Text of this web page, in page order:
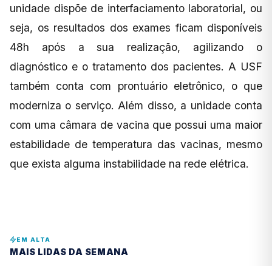
unidade dispõe de interfaciamento laboratorial, ou
seja, os resultados dos exames ficam disponíveis
48h após a sua realização, agilizando o
diagnóstico e o tratamento dos pacientes. A USF
também conta com prontuário eletrônico, o que
moderniza o serviço. Além disso, a unidade conta
com uma câmara de vacina que possui uma maior
estabilidade de temperatura das vacinas, mesmo
que exista alguma instabilidade na rede elétrica.
EM ALTA
MAIS LIDAS DA SEMANA